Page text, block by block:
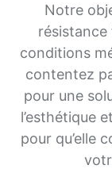
Notre
résistance
conditions
contentez
pour une
l’esthétique
pour qu’elle